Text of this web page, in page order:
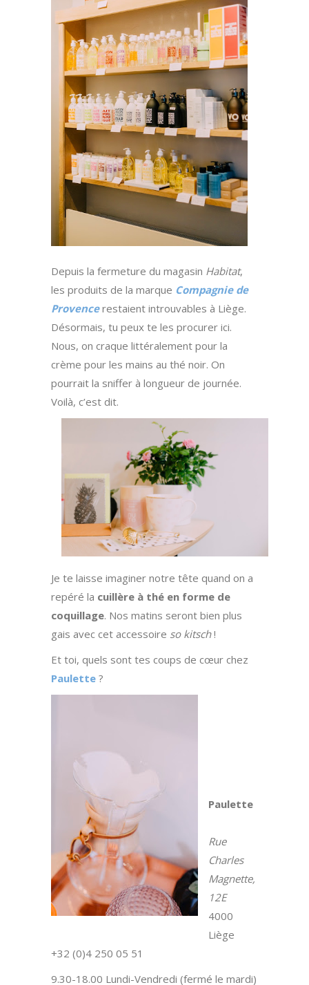
Depuis la fermeture du magasin Habitat,
les produits de la marque Compagnie de
Provencerestaient introuvables à Liège.
Désormais, tu peux te les procurer ici.
Nous, on craque littéralement pour la
crème pour les mains au thé noir. On
pourrait la sniffer à longueur de journée.
Voilà, c’est dit.
Je te laisse imaginer notre tête quand on a
repéré la cuillère à thé en forme de
coquillage. Nos matins seront bien plus
gais avec cet accessoire so kitsch!
Et toi, quels sont tes coups de cœur chez
Paulette ?
Paulette
Rue
Charles
Magnette,
12E
4000
Liège
+32 (0)4 250 05 51
9.30-18.00 Lundi-Vendredi (fermé le mardi)